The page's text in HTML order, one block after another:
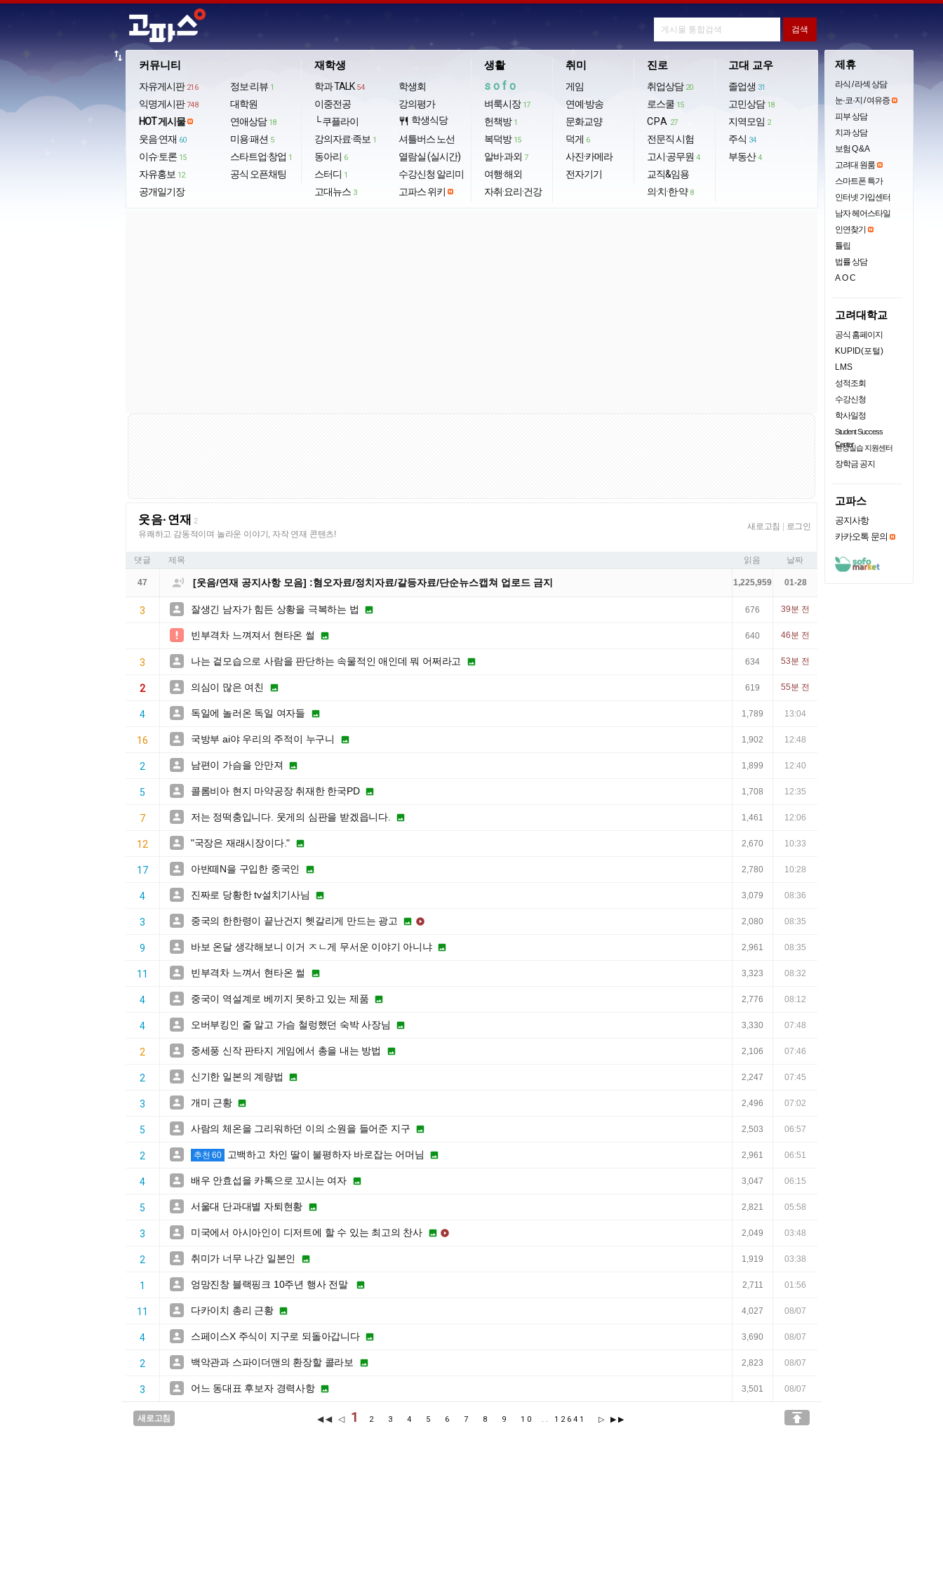
커뮤니티
자유게시판 216
익명게시판 748
HOT 게시물
웃음·연재 60
이슈·토론 15
자유홍보 12
공개일기장
정보·리뷰 1
대학원
연애상담 18
미용·패션 5
스타트업·창업 1
공식 오픈채팅
재학생
학과 TALK 54
이중전공
└ 쿠플라이
강의자료·족보 1
동아리 6
스터디 1
고대뉴스 3
학생회
강의평가
restaurant 학생식당
셔틀버스 노선
열람실 (실시간)
수강신청 알리미
고파스 위키
생활
sofo
벼룩시장 17
헌책방 1
복덕방 15
알바·과외 7
여행·해외
자취·요리·건강
취미
게임
연예·방송
문화교양
덕게 6
사진·카메라
전자기기
진로
취업상담 20
로스쿨 15
CPA 27
전문직 시험
고시·공무원 4
교직&임용
의·치·한·약 8
고대 교우
졸업생 31
고민상담 18
지역모임 2
주식 34
부동산 4
import_export
웃음·연재 2
유쾌하고 감동적이며 놀라운 이야기, 자작 연재 콘텐츠!
새로고침 로그인
댓글 제목 읽음 날짜
47  [웃음/연재 공지사항 모음] :혐오자료/정치자료/갈등자료/단순뉴스캡쳐 업로드 금지 1,225,959 01-28
3  잘생긴 남자가 힘든 상황을 극복하는 법  676 39분 전
 빈부격차 느껴져서 현타온 썰  640 46분 전
3  나는 겉모습으로 사람을 판단하는 속물적인 애인데 뭐 어쩌라고  634 53분 전
2  의심이 많은 여친  619 55분 전
4  독일에 놀러온 독일 여자들  1,789 13:04
16  국방부 ai야 우리의 주적이 누구니  1,902 12:48
2  남편이 가슴을 안만져  1,899 12:40
5  콜롬비아 현지 마약공장 취재한 한국PD  1,708 12:35
7  저는 정떡충입니다. 웃게의 심판을 받겠읍니다.  1,461 12:06
12  "국장은 재래시장이다."  2,670 10:33
17  아반떼N을 구입한 중국인  2,780 10:28
4  진짜로 당황한 tv설치기사님  3,079 08:36
3  중국의 한한령이 끝난건지 헷갈리게 만드는 광고   2,080 08:35
9  바보 온달 생각해보니 이거 ㅈㄴ게 무서운 이야기 아니냐  2,961 08:35
11  빈부격차 느껴서 현타온 썰  3,323 08:32
4  중국이 역설계로 베끼지 못하고 있는 제품  2,776 08:12
4  오버부킹인 줄 알고 가슴 철렁했던 숙박 사장님  3,330 07:48
2  중세풍 신작 판타지 게임에서 총을 내는 방법  2,106 07:46
2  신기한 일본의 계량법  2,247 07:45
3  개미 근황  2,496 07:02
5  사람의 체온을 그리워하던 이의 소원을 들어준 지구  2,503 06:57
2  추천 60 고백하고 차인 딸이 불평하자 바로잡는 어머님  2,961 06:51
4  배우 안효섭을 카톡으로 꼬시는 여자  3,047 06:15
5  서울대 단과대별 자퇴현황  2,821 05:58
3  미국에서 아시아인이 디저트에 할 수 있는 최고의 찬사   2,049 03:48
2  취미가 너무 나간 일본인  1,919 03:38
1  엉망진창 블랙핑크 10주년 행사 전말  2,711 01:56
11  다카이치 총리 근황  4,027 08/07
4  스페이스X 주식이 지구로 되돌아갑니다  3,690 08/07
2  백악관과 스파이더맨의 환장할 콜라보  2,823 08/07
3  어느 동대표 후보자 경력사항  3,501 08/07
새로고침 ◀◀ ◁ 1 2 3 4 5 6 7 8 9 10 .. 12641 ▷ ▶▶ 
제휴
라식 / 라섹 상담
눈·코·지 / 여유증
피부 상담
치과 상담
보험 Q & A
고려대 원룸
스마트폰 특가
인터넷 가입센터
남자 헤어스타일
인연찾기
튤립
법률 상담
AOC
고려대학교
공식 홈페이지
KUPID(포털)
LMS
성적조회
수강신청
학사일정
Student Success
Center
현장실습 지원센터
장학금 공지
고파스
공지사항
카카오톡 문의